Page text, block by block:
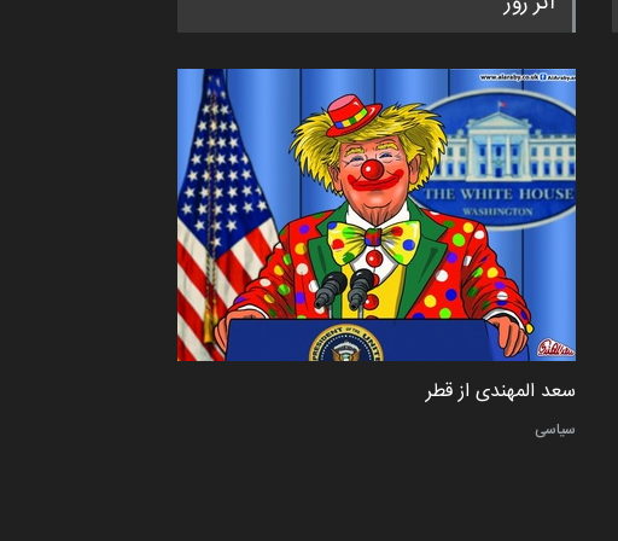
پنجمین مسابقۀ بین‌المللی کارتون
CARTUNION ، …
مهلت 3 ماه دیگر
جشنواره بین‌المللی کارتون مدارس
پرتغال، ۲۰۲۷
سعد المهندی از قطر
سیاسی